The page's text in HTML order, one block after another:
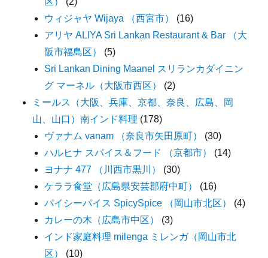
ウィジャヤ Wijaya （西宮市）
(16)
アリヤ ALIYA Sri Lankan Restaurant & Bar （大
阪市福島区）
(5)
Sri Lankan Dining Maanel スリランカダイニン
グ マーネル（大阪市西区）
(2)
ミールス（大阪、兵庫、京都、奈良、広島、岡
山、山口）南インド料理 (178)
ヴァナム vanam （奈良市矢田原町）
(30)
ハルヒナ スパイス＆フード （京都市）
(14)
ヨナナ 477 （川西市黒川）
(30)
ケララ食堂（広島県安芸郡府中町）
(16)
パイシーパイス SpicySpice （岡山市北区）
(4)
カレーの木（広島市中区）
(3)
インド家庭料理 milenga ミレンガ（岡山市北
区）
(10)